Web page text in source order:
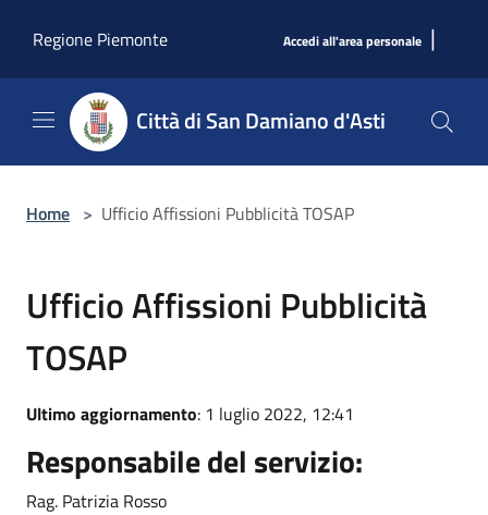
Regione Piemonte
Accedi all'area personale |
Città di San Damiano d'Asti
Home > Ufficio Affissioni Pubblicità TOSAP
Ufficio Affissioni Pubblicità
TOSAP
Ultimo aggiornamento: 1 luglio 2022, 12:41
Responsabile del servizio:
Rag. Patrizia Rosso